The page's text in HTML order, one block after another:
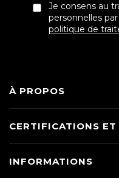
Je consens au
personnelles
politique de
À PROPOS
CERTIFICATIONS
INFORMATIONS